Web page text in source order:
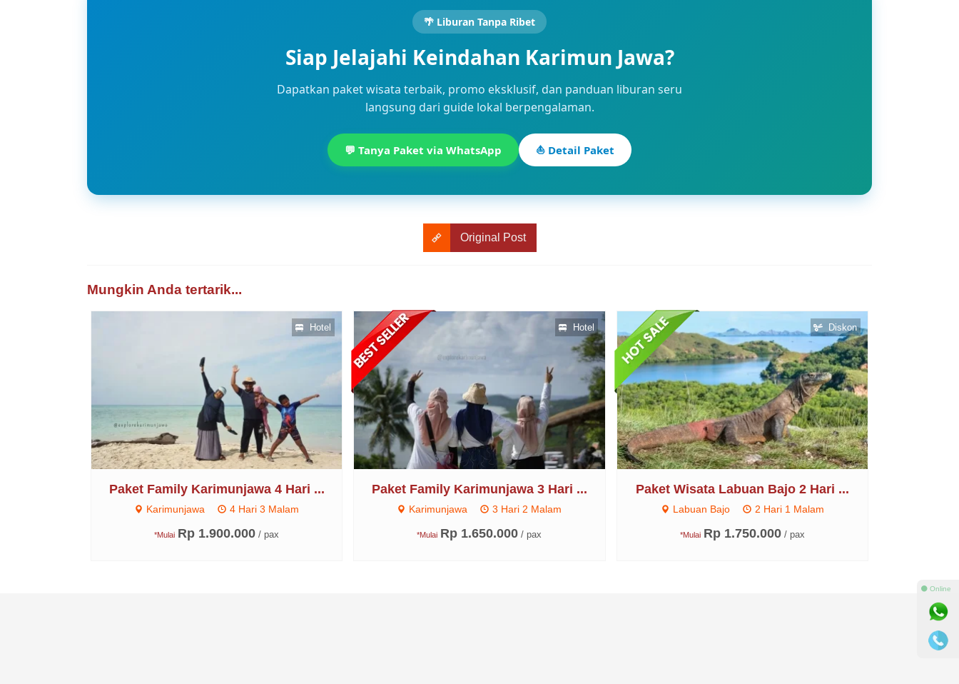
🌴 Liburan Tanpa Ribet
Siap Jelajahi Keindahan Karimun Jawa?
Dapatkan paket wisata terbaik, promo eksklusif, dan panduan liburan seru
langsung dari guide lokal berpengalaman.
💬 Tanya Paket via WhatsApp ⛵ Detail Paket
Original Post
Mungkin Anda tertarik...
Paket Family Karimunjawa 4 Hari ...
Karimunjawa 4 Hari 3 Malam
*Mulai Rp 1.900.000 / pax
Hotel
Paket Family Karimunjawa 3 Hari ...
Karimunjawa 3 Hari 2 Malam
*Mulai Rp 1.650.000 / pax
Hotel
Paket Wisata Labuan Bajo 2 Hari ...
Labuan Bajo 2 Hari 1 Malam
*Mulai Rp 1.750.000 / pax
Diskon
⚫ Online